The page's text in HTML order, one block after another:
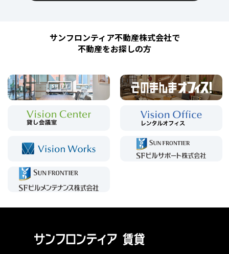
サンフロンティア不動産株式会社で
不動産をお探しの方